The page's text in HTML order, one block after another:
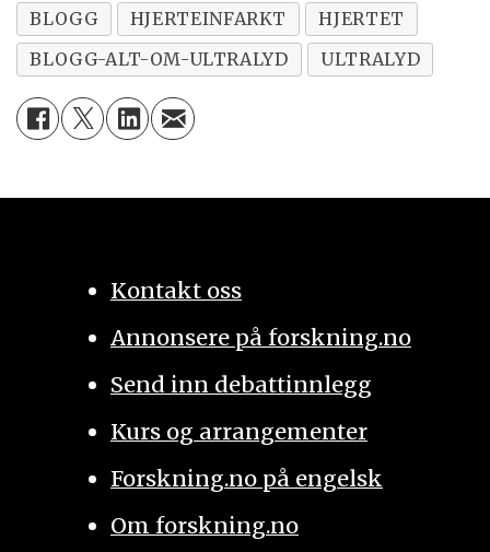
BLOGG HJERTEINFARKT
HJERTET
BLOGG-ALT-OM-ULTRALYD
ULTRALYD
Kontakt oss
Annonsere på forskning.no
Send inn debattinnlegg
Kurs og arrangementer
Forskning.no på engelsk
Om forskning.no